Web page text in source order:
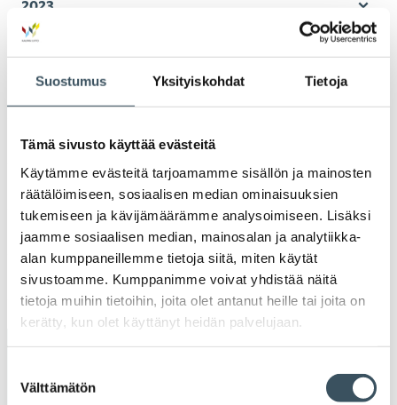
Suostumus Yksityiskohdat Tietoja
Tämä sivusto käyttää evästeitä
Käytämme evästeitä tarjoamamme sisällön ja mainosten
räätälöimiseen, sosiaalisen median ominaisuuksien
tukemiseen ja kävijämäärämme analysoimiseen. Lisäksi
jaamme sosiaalisen median, mainosalan ja analytiikka-
alan kumppaneillemme tietoja siitä, miten käytät
sivustoamme. Kumppanimme voivat yhdistää näitä
tietoja muihin tietoihin, joita olet antanut heille tai joita on
kerätty, kun olet käyttänyt heidän palvelujaan.
valinta
Välttämätön
2023
2020
2019
2018
2017